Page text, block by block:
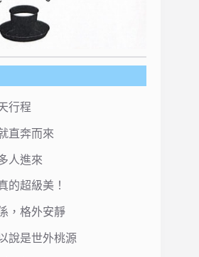
行程
直奔而來
人進來
的超級美！
，格外安靜
說是世外桃源